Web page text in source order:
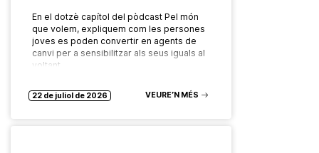
En el dotzè capítol del pòdcast Pel món
que volem, expliquem com les persones
joves es poden convertir en agents de
canvi per a sensibilitzar als seus iguals al
voltant…
22 de juliol de 2026 VEURE’N MÉS